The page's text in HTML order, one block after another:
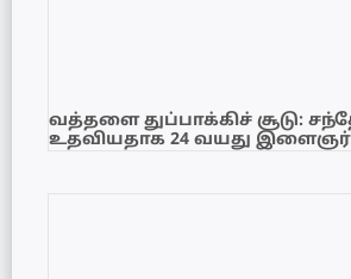
வத்தளை துப்பாக்கிச் சூடு:
உதவியதாக 24 வயது இளைஞர்